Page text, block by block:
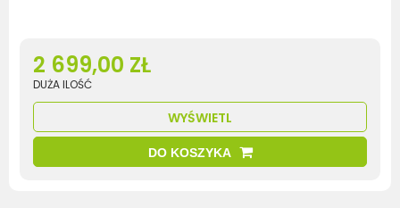
2 699,00 ZŁ
DUŻA ILOŚĆ
WYŚWIETL
DO KOSZYKA